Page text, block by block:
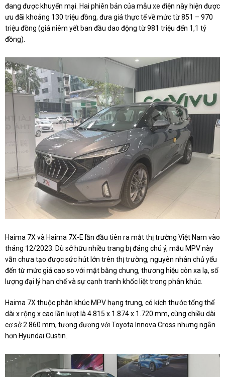
đang được khuyến mại. Hai phiên bản của mẫu xe điện này hiện được
ưu đãi khoảng 130 triệu đồng, đưa giá thực tế về mức từ 851 – 970
triệu đồng (giá niêm yết ban đầu dao động từ 981 triệu đến 1,1 tỷ
đồng).
Haima 7X và Haima 7X-E lần đầu tiên ra mắt thị trường Việt Nam vào
tháng 12/2023. Dù sở hữu nhiều trang bị đáng chú ý, mẫu MPV này
vẫn chưa tạo được sức hút lớn trên thị trường, nguyên nhân chủ yếu
đến từ mức giá cao so với mặt bằng chung, thương hiệu còn xa lạ, số
lượng đại lý hạn chế và sự cạnh tranh khốc liệt trong phân khúc.
Haima 7X thuộc phân khúc MPV hạng trung, có kích thước tổng thể
dài x rộng x cao lần lượt là 4.815 x 1.874 x 1.720 mm, cùng chiều dài
cơ sở 2.860 mm, tương đương với Toyota Innova Cross nhưng ngắn
hơn Hyundai Custin.